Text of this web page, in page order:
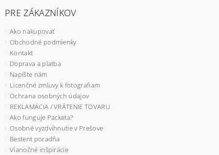
PRE ZÁKAZNÍKOV
Ako nakupovať
Obchodné podmienky
Kontakt
Doprava a platba
Napíšte nám
Licenčné zmluvy k fotografiam
Ochrana osobných údajov
REKLAMÁCIA / VRÁTENIE TOVARU
Ako funguje Packeta?
Osobné vyzdvihnutie v Prešove
Bestent poradňa
Vianočné inšpirácie